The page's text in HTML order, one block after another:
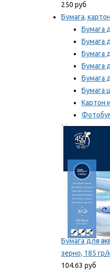
250 руб
Бумага,
Бумага
Бумага
Бумага
Бумага
Бумага
Бумага
Картон
Мы
Бумага для
зерно, 185 гр/
104.63 руб